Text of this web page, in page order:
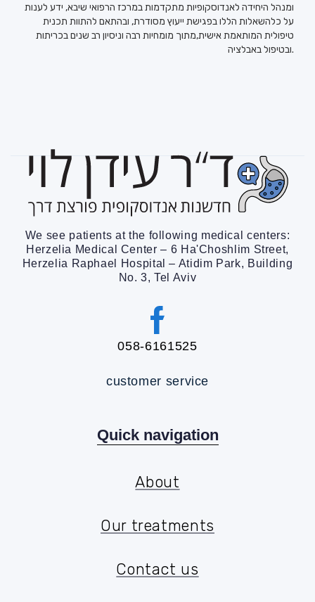
ומנהל היחידה לאנדוסקופיות מתקדמות במרכז הרפואי שיבא, ידע לענות
על כלהשאלות הללו בפגישת ייעוץ מסודרת, ובהתאם להתוות תכנית
טיפולית המותאמת אישית,מתוך מומחיות רבה וניסיון רב שנים בכריתות
ובטיפול באבלציה.
We see patients at the following medical centers:
Herzelia Medical Center – 6 Ha'Choshlim Street,
Herzelia Raphael Hospital – Atidim Park, Building
No. 3, Tel Aviv
058-6161525
customer service
Quick navigation
About
Our treatments
Contact us